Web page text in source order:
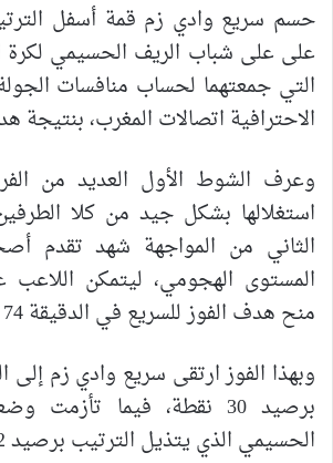
حسم سريع وادي زم قمة أسفل
على على شباب الريف الحسيمي لكرة
الاحترافية اتصالات المغرب،
وعرف الشوط الأول العديد من
استغلالها بشكل جيد من كلا
الثاني من المواجهة شهد تقدم
المستوى الهجومي، ليتمكن اللاعب
منح هدف الفوز للسريع في الدقيقة 74 من المباراة.
وبهذا الفوز ارتقى سريع وادي زم إلى
برصيد 30 نقطة، فيما
الحسيمي الذي يتذيل الترتيب برصيد 22 نقطة.